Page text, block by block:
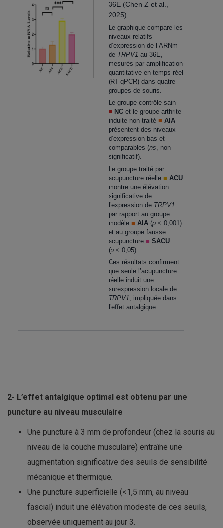
36E (Chen Z et al.,
2025)
Le graphique compare les
niveaux relatifs
d’expression de l’ARNm
de TRPV1 au 36E,
mesurés par amplification
quantitative en temps réel
(RT-qPCR) dans quatre
groupes de souris.
Le groupe contrôle sain
■ NCet le groupe arthrite
induite non traité■ AIA
présentent des niveaux
d’expression bas et
comparables (ns, non
significatif).
Le groupe traité par
acupuncture réelle■ ACU
montre une élévation
significative de
l’expression de TRPV1
par rapport au groupe
modèle■ AIA(p< 0,001)
et au groupe fausse
acupuncture ■ SACU
(p < 0,05).
Ces résultats confirment
que seule l’acupuncture
réelle induit une
surexpression locale de
TRPV1, impliquée dans
l’effet antalgique.
2- L’effet antalgique optimal est obtenu par une
puncture au niveau musculaire
Une puncture à 3 mm de profondeur (chez la souris au
niveau de la couche musculaire) entraîne une
augmentation significative des seuils de sensibilité
mécanique et thermique.
Une puncture superficielle (<1,5 mm, au niveau
fascial) induit une élévation modeste de ces seuils,
observée uniquement au jour 3.